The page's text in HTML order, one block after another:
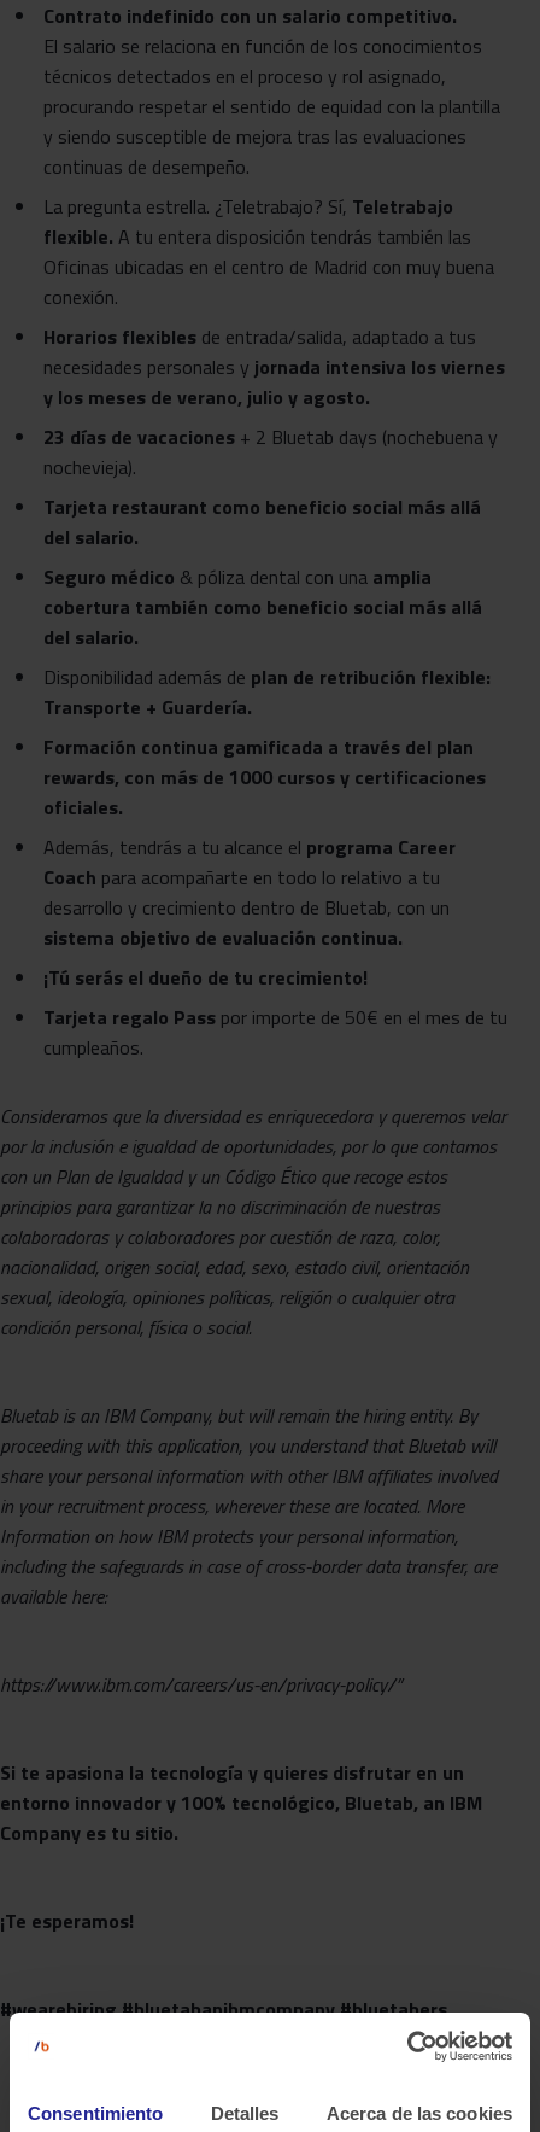
Consentimiento Detalles Acerca de las cookies
Contrato indefinido con un salario competitivo.
El salario se relaciona en función de los conocimientos
técnicos detectados en el proceso y rol asignado,
procurando respetar el sentido de equidad con la plantilla
y siendo susceptible de mejora tras las evaluaciones
continuas de desempeño.
La pregunta estrella. ¿Teletrabajo? Sí, Teletrabajo
flexible. A tu entera disposición tendrás también las
Oficinas ubicadas en el centro de Madrid con muy buena
conexión.
Horarios flexibles de entrada/salida, adaptado a tus
necesidades personales y jornada intensiva los viernes
y los meses de verano, julio y agosto.
23 días de vacaciones + 2 Bluetab days (nochebuena y
nochevieja).
Tarjeta restaurant como beneficio social más allá
del salario.
Seguro médico & póliza dental con una amplia
cobertura también como beneficio social más allá
del salario.
Disponibilidad además de plan de retribución flexible:
Transporte + Guardería.
Formación continua gamificada a través del plan
rewards, con más de 1000 cursos y certificaciones
oficiales.
Además, tendrás a tu alcance el programa Career
Coach para acompañarte en todo lo relativo a tu
desarrollo y crecimiento dentro de Bluetab, con un
sistema objetivo de evaluación continua.
¡Tú serás el dueño de tu crecimiento!
Tarjeta regalo Pass por importe de 50€ en el mes de tu
cumpleaños.
Consideramos que la diversidad es enriquecedora y queremos velar
por la inclusión e igualdad de oportunidades, por lo que contamos
con un Plan de Igualdad y un Código Ético que recoge estos
principios para garantizar la no discriminación de nuestras
colaboradoras y colaboradores por cuestión de raza, color,
nacionalidad, origen social, edad, sexo, estado civil, orientación
sexual, ideología, opiniones políticas, religión o cualquier otra
condición personal, física o social.
Bluetab is an IBM Company, but will remain the hiring entity. By
proceeding with this application, you understand that Bluetab will
share your personal information with other IBM affiliates involved
in your recruitment process, wherever these are located. More
Information on how IBM protects your personal information,
including the safeguards in case of cross-border data transfer, are
available here:
https://www.ibm.com/careers/us-en/privacy-policy/”
Si te apasiona la tecnología y quieres disfrutar en un
entorno innovador y 100% tecnológico, Bluetab, an IBM
Company es tu sitio.
¡Te esperamos!
#wearehiring #bluetabanibmcompany #bluetabers